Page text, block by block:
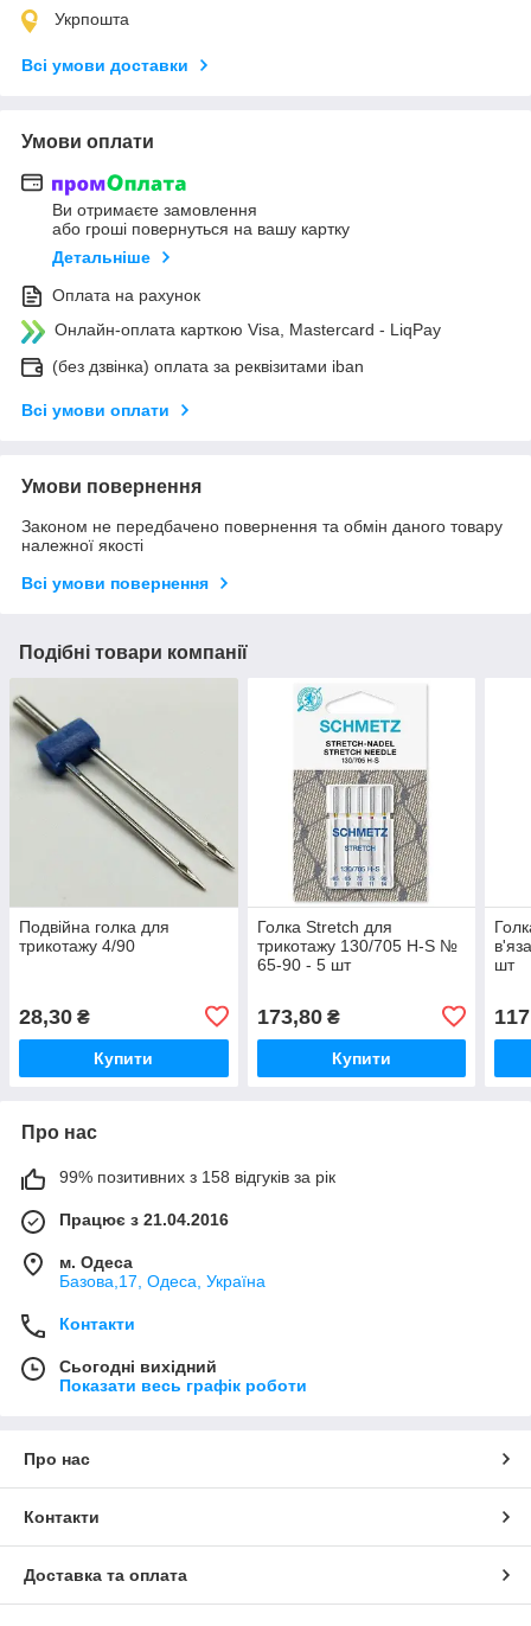
Укрпошта
Всі умови доставки
Умови оплати
Ви отримаєте замовлення
або гроші повернуться на вашу картку
Детальніше
Оплата на рахунок
Онлайн-оплата карткою Visa, Mastercard - LiqPay
(без дзвінка) оплата за реквізитами iban
Всі умови оплати
Умови повернення
Законом не передбачено повернення та обмін даного товару
належної якості
Всі умови повернення
Подібні товари компанії
Подвійна голка для
трикотажу 4/90
28,30 ₴
Купити
Голка Stretch для
трикотажу 130/705 H-S №
65-90 - 5 шт
173,80₴
Купити
шт
Про нас
99% позитивних з 158 відгуків за рік
Працює з 21.04.2016
м. Одеса
Базова,17, Одеса, Україна
Контакти
Сьогодні вихідний
Показати весь графік роботи
Про нас
Контакти
Доставка та оплата